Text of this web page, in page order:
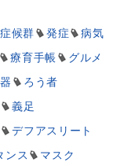
候群 発症
病気
療育手帳
グルメ
ろう者
義足
デフアスリート
ンス
マスク